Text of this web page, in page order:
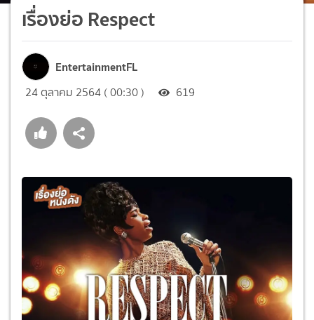
เรื่องย่อ Respect
EntertainmentFL
24 ตุลาคม 2564 ( 00:30 ) 619